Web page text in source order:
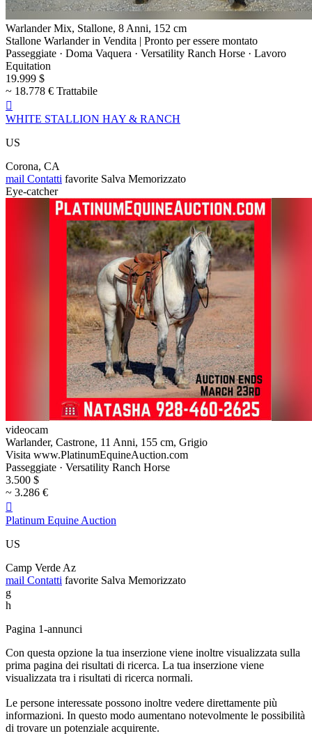
Warlander Mix, Stallone, 8 Anni, 152 cm
Stallone Warlander in Vendita | Pronto per essere montato
Passeggiate · Doma Vaquera · Versatility Ranch Horse · Lavoro
Equitation
19.999 $
~ 18.778 € Trattabile

WHITE STALLION HAY & RANCH
US
Corona, CA
mail Contatti favorite Salva Memorizzato
Eye-catcher
videocam
Warlander, Castrone, 11 Anni, 155 cm, Grigio
Visita www.PlatinumEquineAuction.com
Passeggiate · Versatility Ranch Horse
3.500 $
~ 3.286 €

Platinum Equine Auction
US
Camp Verde Az
mail Contatti favorite Salva Memorizzato
g
h
Pagina 1-annunci
Con questa opzione la tua inserzione viene inoltre visualizzata sulla
prima pagina dei risultati di ricerca. La tua inserzione viene
visualizzata tra i risultati di ricerca normali.
Le persone interessate possono inoltre vedere direttamente più
informazioni. In questo modo aumentano notevolmente le possibilità
di trovare un potenziale acquirente.